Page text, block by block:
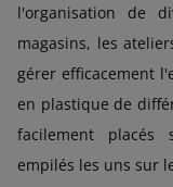
l'organisation de
magasins, les
gérer efficacement
en plastique de
facilement placés
empilés les uns sur